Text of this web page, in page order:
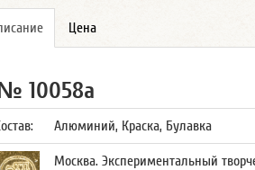
Цена
10058а
Алюминий, Краска, Булавка
Москва. Экспериментальный